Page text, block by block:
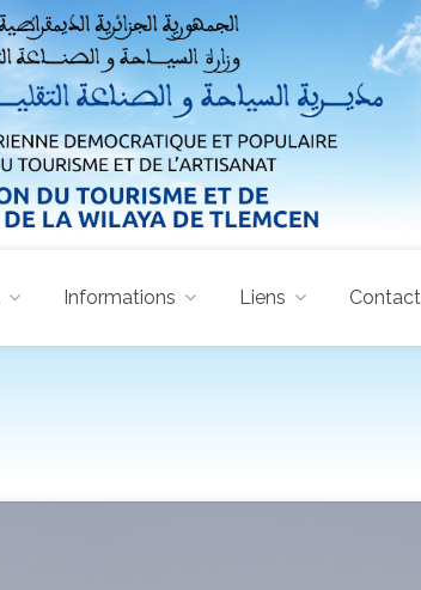
Informations Liens Contact